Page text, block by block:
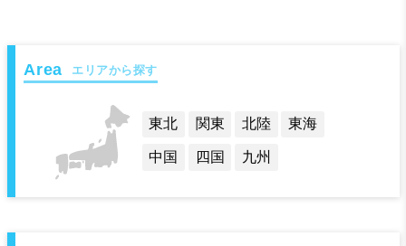
エリアから探す
東北 関東 北陸
東海
中国
四国 九州